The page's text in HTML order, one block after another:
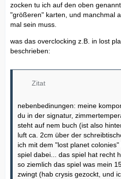
zocken tu ich auf den oben
"größeren" karten, und manchmal
mal sein muss.
was das overclocking z.B. in lost
beschrieben:
Zitat
nebenbedinungen: meine
du in der signatur,
steht auf nem buch (ist also
luft ca. 2cm über der
ich mit dem "lost planet
spiel dabei... das spiel hat recht
so ziemlich das spiel was mein
zwingt (hab crysis gezockt, und